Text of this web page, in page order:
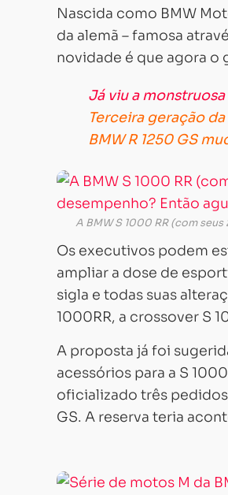
Nascida como BMW
da alemã – famosa
novidade é que agora o
Já viu a monstruosa
Terceira geração da
BMW R 1250 GS
A BMW S 1000 RR (com
Os executivos podem
ampliar a dose de
sigla e todas suas
1000RR, a crossover S
A proposta já foi
acessórios para a S
oficializado três pedidos
GS. A reserva teria